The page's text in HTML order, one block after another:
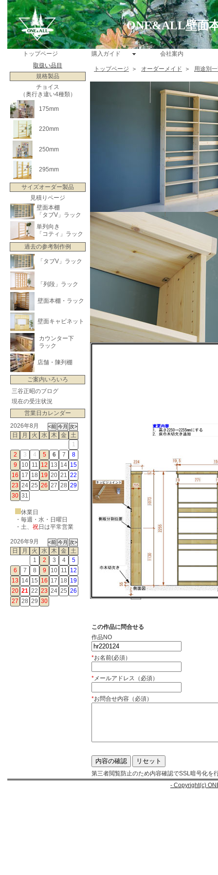
ONE&ALL壁面
トップページ 購入ガイド
会社案内
取扱い品目
規格製品
チョイス
（奥行き違い4種類）
175mm
220mm
250mm
295mm
サイズオーダー製品
見積りページ
壁面本棚
「タブV」ラック
単列向き
「コティ」ラック
過去の参考制作例
「タブV」ラック
「列段」ラック
壁面本棚・ラック
壁面キャビネット
カウンター下
ラック
店舗・陳列棚
ご案内いろいろ
三谷正昭のブログ
現在の受注状況
営業日カレンダー
2026年8月
日
月 火 水 木 金
土
1
2
3 4 5 6 7
8
9
10 11 12 13 14 15
16 17 18 19 20 21 22
23 24 25 26 27 28 29
30 31
休業日
・毎週・水・日曜日
・ 土、 祝日は平常営業
2026年9月
日
月 火 水 木 金
土
1
2 3 4
5
6
7 8 9 10 11 12
13 14 15 16 17 18 19
20 21 22 23 24 25 26
27 28 29 30
トップページ ＞ オーダーメイド ＞ 用途別
この作品に問合せる
作品NO
*お名前(必須）
*メールアドレス（必須）
*お問合せ内容（必須）
第三者閲覧防止のため内容確認でSSL暗号化を
- Copyright(c)